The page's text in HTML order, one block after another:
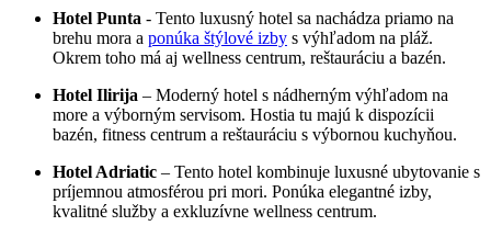
Hotel Punta -⁤ Tento​ luxusný⁤ hotel sa nachádza priamo na
⁢brehu mora a ponúka štýlové izby s výhľadom ⁤na​ pláž.⁤
Okrem toho má aj ⁤wellness centrum,⁤ reštauráciu ⁢a bazén.
Hotel​ Ilirija – ‍Moderný hotel s⁤ nádherným výhľadom na
⁤more⁤ a výborným servisom.⁢ Hostia tu majú k​ dispozícii
bazén, fitness centrum a reštauráciu⁢ s výbornou ⁣kuchyňou.
Hotel Adriatic – Tento hotel​ kombinuje luxusné ⁤ubytovanie s⁢
príjemnou atmosférou pri mori. Ponúka ⁢elegantné izby,⁢
kvalitné ⁣služby a exkluzívne wellness centrum.